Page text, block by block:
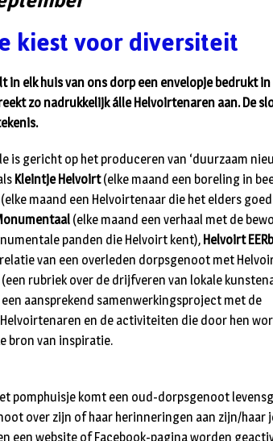
kiest voor diversiteit
in elk huis van ons dorp een envelopje bedrukt in
zo nadrukkelijk álle Helvoirtenaren aan. De
is gericht op het produceren van ‘duurzaam
Kleintje Helvoirt(elke maand een boreling in
maand een Helvoirtenaar die het elders
(elke maand een verhaal met de
panden die Helvoirt kent), Helvoirt
van een overleden dorpsgenoot met
(een rubriek over de drijfveren van lokale
aansprekend samenwerkingsproject met de
en de activiteiten die door hen
bron van inspiratie.
pomphuisje komt een oud-dorpsgenoot
over zijn of haar herinneringen aan zijn/haar
een website of Facebook-pagina worden